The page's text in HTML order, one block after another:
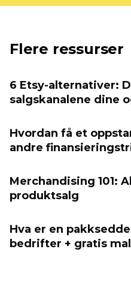
Flere ressurser
6 Etsy-alternativer:
salgskanalene dine
Hvordan få et
andre
Merchandising 101:
produktsalg
Hva er en
bedrifter + gratis mal